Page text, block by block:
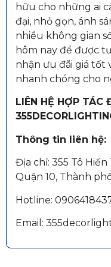
hữu cho những ai
đại, nhỏ gọn, ánh
nhiều không gian
hôm nay để được
nhận ưu đãi giá tốt
nhanh chóng cho
LIÊN HỆ HỢP TÁC
Thông tin liên hệ:
Địa chỉ: 355 Tô
Quận 10, Thành
Hotline:
Email: